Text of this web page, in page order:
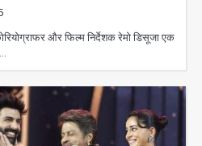
और फिल्म निर्देशक रेमो डिसूजा एक